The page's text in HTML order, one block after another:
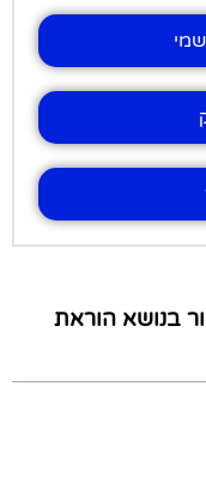
בנושא הוראת